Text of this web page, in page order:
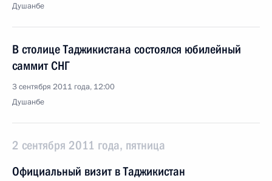
Душанбе
В столице Таджикистана состоялся юбилейный
саммит СНГ
3 сентября 2011 года, 12:00
Душанбе
2 сентября 2011 года, пятница
Официальный визит в Таджикистан